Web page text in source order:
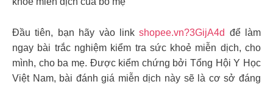
Đầu tiên, bạn hãy vào linkshopee.vn?3GijA4d để làm
ngay bài trắc nghiệm kiểm tra sức khoẻ miễn dịch, cho
mình, cho ba mẹ. Được kiểm chứng bởi Tổng Hội Y Học
Việt Nam, bài đánh giá miễn dịch này sẽ là cơ sở đáng